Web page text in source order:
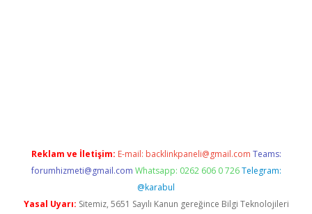
Reklam ve İletişim: E-mail: backlinkpaneli@gmail.com Teams:
forumhizmeti@gmail.com Whatsapp: 0262 606 0 726 Telegram:
@karabul
Yasal Uyarı: Sitemiz, 5651 Sayılı Kanun gereğince Bilgi Teknolojileri